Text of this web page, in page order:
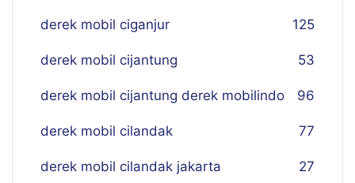
derek mobil ciganjur 125
derek mobil cijantung 53
derek mobil cijantung derek mobilindo 96
derek mobil cilandak 77
derek mobil cilandak jakarta 27